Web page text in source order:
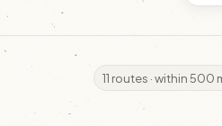
11 routes · within 500